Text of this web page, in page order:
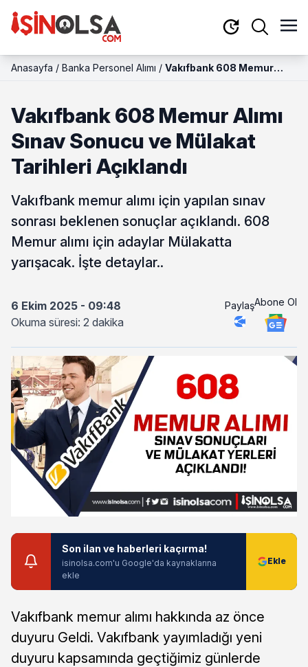
Anasayfa / Banka Personel Alımı / Vakıfbank 608 Memur
Vakıfbank 608 Memur Alımı
Sınav Sonucu ve Mülakat
Tarihleri Açıklandı
Vakıfbank memur alımı için yapılan sınav
sonrası beklenen sonuçlar açıklandı. 608
Memur alımı için adaylar Mülakatta
yarışacak. İşte detaylar..
6 Ekim 2025 - 09:48
Okuma süresi: 2 dakika
PaylaşAbone Ol
Son ilan ve haberleri kaçırma!
isinolsa.com'u Google'da kaynaklarına
ekle
Vakıfbank memur alımı hakkında az önce
duyuru Geldi. Vakıfbank yayımladığı yeni
duyuru kapsamında geçtiğimiz günlerde